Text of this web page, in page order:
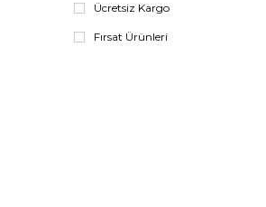
Ücretsiz Kargo
Fırsat Ürünleri